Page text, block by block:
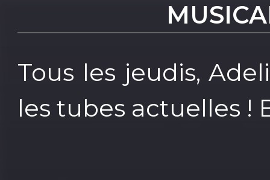
Tous les jeudis,
les tubes actuelles !